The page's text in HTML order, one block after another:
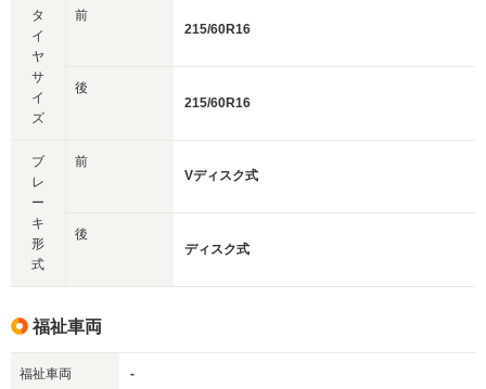
タ
イ
ヤ
サ
イ
ズ
前
215/60R16
後
215/60R16
ブ
レ
ー
キ
形
式
前
Vディスク式
後
ディスク式
福祉車両
福祉車両 -